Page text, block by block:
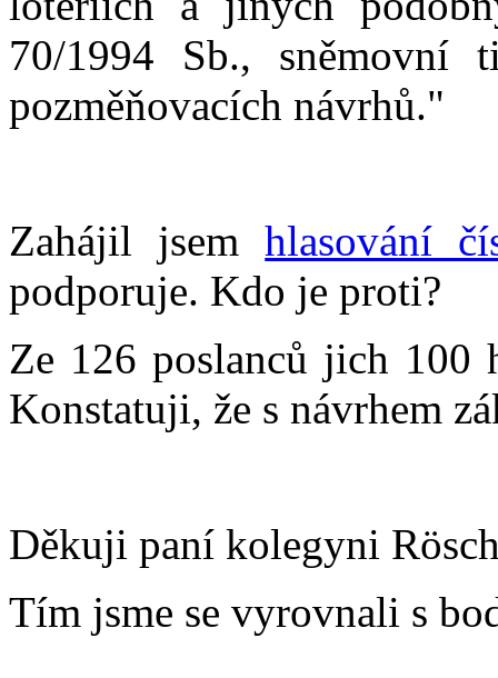
70/1994 Sb., sněmovní
pozměňovacích návrhů."
Zahájil jsemhlasování
podporuje. Kdo je proti?
Ze 126 poslanců jich 100
Konstatuji, že s návrhem
Děkuji paní kolegyni
Tím jsme se vyrovnali s